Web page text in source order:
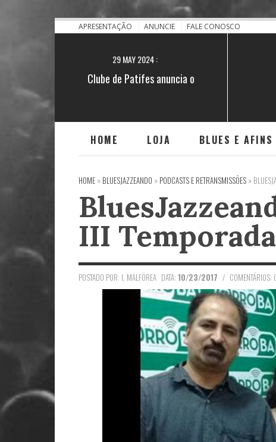
APRESENTAÇÃO ANUNCIE FALE CONOSCO
[BA] Blues no quilombo do Iguape
29 MAY 2024 :
Clube de Patifes anuncia o
HOME LOJA BLUES E AFINS
HOME » BLUESJAZZEANDO » PODCASTS E RETRANSMISSÕES »
III
POSTADO POR: I. MALFÖREA DATA: 10/23/2017 / COMENTÁRIOS: